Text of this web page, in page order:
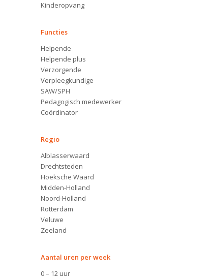
Kinderopvang
Functies
Helpende
Helpende plus
Verzorgende
Verpleegkundige
SAW/SPH
Pedagogisch medewerker
Coördinator
Regio
Alblasserwaard
Drechtsteden
Hoeksche Waard
Midden-Holland
Noord-Holland
Rotterdam
Veluwe
Zeeland
Aantal uren per week
0 – 12 uur